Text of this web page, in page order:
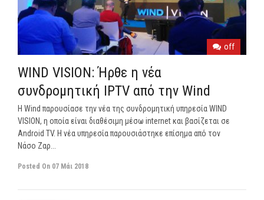
off
WIND VISION: Ήρθε η νέα
συνδρομητική IPTV από την Wind
Η Wind παρουσίασε την νέα της συνδρομητική υπηρεσία WIND
VISION, η οποία είναι διαθέσιμη μέσω internet και βασίζεται σε
Android TV. Η νέα υπηρεσία παρουσιάστηκε επίσημα από τον
Νάσο Ζαρ...
Posted On 07 Μάι 2018